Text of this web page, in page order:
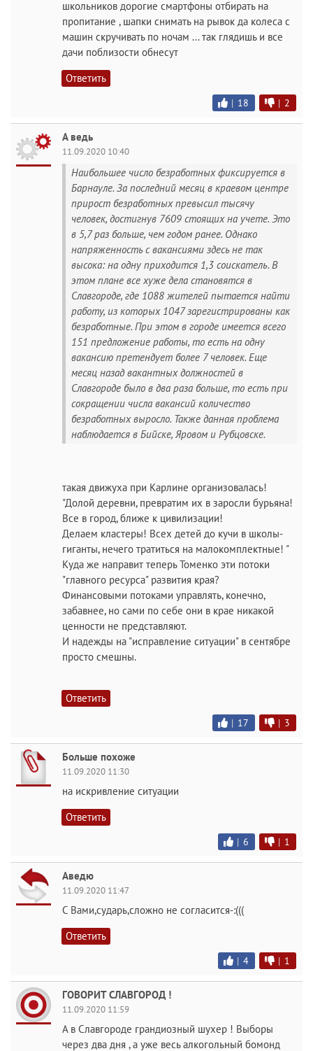
школьников дорогие смартфоны отбирать на
пропитание , шапки снимать на рывок да колеса с
машин скручивать по ночам ... так глядишь и все
дачи поблизости обнесут
Ответить
| 18 | 2
А ведь
11.09.2020 10:40
Наибольшее число безработных фиксируется в
Барнауле. За последний месяц в краевом центре
прирост безработных превысил тысячу
человек, достигнув 7609 стоящих на учете. Это
в 5,7 раз больше, чем годом ранее. Однако
напряженность с вакансиями здесь не так
высока: на одну приходится 1,3 соискатель. В
этом плане все хуже дела становятся в
Славгороде, где 1088 жителей пытается найти
работу, из которых 1047 зарегистрированы как
безработные. При этом в городе имеется всего
151 предложение работы, то есть на одну
вакансию претендует более 7 человек. Еще
месяц назад вакантных должностей в
Славгороде было в два раза больше, то есть при
сокращении числа вакансий количество
безработных выросло. Также данная проблема
наблюдается в Бийске, Яровом и Рубцовске.
такая движуха при Карлине организовалась!
"Долой деревни, превратим их в заросли бурьяна!
Все в город, ближе к цивилизации!
Делаем кластеры! Всех детей до кучи в школы-
гиганты, нечего тратиться на малокомплектные! "
Куда же направит теперь Томенко эти потоки
"главного ресурса" развития края?
Финансовыми потоками управлять, конечно,
забавнее, но сами по себе они в крае никакой
ценности не представляют.
И надежды на "исправление ситуации" в сентябре
просто смешны.
Ответить
| 17 | 3
Больше похоже
11.09.2020 11:30
на искривление ситуации
Ответить
| 6 | 1
Аведю
11.09.2020 11:47
С Вами,сударь,сложно не согласится-:(((
Ответить
| 4 | 1
ГОВОРИТ СЛАВГОРОД !
11.09.2020 11:59
А в Славгороде грандиозный шухер ! Выборы
через два дня , а уже весь алкогольный бомонд